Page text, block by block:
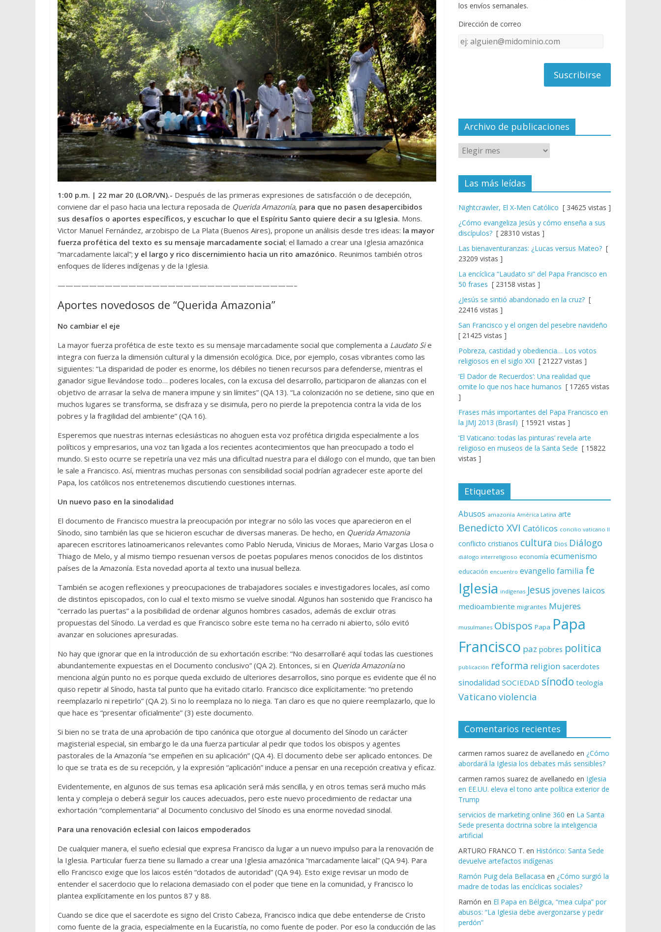
1:00 p.m. | 22 mar 20 (LOR/VN).- Después de las primeras expresiones de satisfacción o de decepción,
conviene dar el paso hacia una lectura reposada de Querida Amazonía, para que no pasen desapercibidos
sus desafíos o aportes específicos, y escuchar lo que el Espíritu Santo quiere decir a su Iglesia. Mons.
Victor Manuel Fernández, arzobispo de La Plata (Buenos Aires), propone un análisis desde tres ideas: la mayor
fuerza profética del texto es su mensaje marcadamente social; el llamado a crear una Iglesia amazónica
“marcadamente laical”;y el largo y rico discernimiento hacia un rito amazónico. Reunimos también otros
enfoques de líderes indígenas y de la Iglesia.
——————————————————————————————–
Aportes novedosos de “Querida Amazonia”
No cambiar el eje
La mayor fuerza profética de este texto es su mensaje marcadamente social que complementa a Laudato Sie
integra con fuerza la dimensión cultural y la dimensión ecológica. Dice, por ejemplo, cosas vibrantes como las
siguientes: “La disparidad de poder es enorme, los débiles no tienen recursos para defenderse, mientras el
ganador sigue llevándose todo… poderes locales, con la excusa del desarrollo, participaron de alianzas con el
objetivo de arrasar la selva de manera impune y sin límites” (QA 13). “La colonización no se detiene, sino que en
muchos lugares se transforma, se disfraza y se disimula, pero no pierde la prepotencia contra la vida de los
pobres y la fragilidad del ambiente” (QA 16).
Esperemos que nuestras internas eclesiásticas no ahoguen esta voz profética dirigida especialmente a los
políticos y empresarios, una voz tan ligada a los recientes acontecimientos que han preocupado a todo el
mundo. Si esto ocurre se repetiría una vez más una dificultad nuestra para el diálogo con el mundo, que tan bien
le sale a Francisco. Así, mientras muchas personas con sensibilidad social podrían agradecer este aporte del
Papa, los católicos nos entretenemos discutiendo cuestiones internas.
Un nuevo paso en la sinodalidad
El documento de Francisco muestra la preocupación por integrar no sólo las voces que aparecieron en el
Sínodo, sino también las que se hicieron escuchar de diversas maneras. De hecho, en Querida Amazonia
aparecen escritores latinoamericanos relevantes como Pablo Neruda, Vinicius de Moraes, Mario Vargas Llosa o
Thiago de Melo, y al mismo tiempo resuenan versos de poetas populares menos conocidos de los distintos
países de la Amazonía. Esta novedad aporta al texto una inusual belleza.
También se acogen reflexiones y preocupaciones de trabajadores sociales e investigadores locales, así como
de distintos episcopados, con lo cual el texto mismo se vuelve sinodal. Algunos han sostenido que Francisco ha
“cerrado las puertas” a la posibilidad de ordenar algunos hombres casados, además de excluir otras
propuestas del Sínodo. La verdad es que Francisco sobre este tema no ha cerrado ni abierto, sólo evitó
avanzar en soluciones apresuradas.
No hay que ignorar que en la introducción de su exhortación escribe: “No desarrollaré aquí todas las cuestiones
abundantemente expuestas en el Documento conclusivo” (QA 2). Entonces, si en Querida Amazoníano
menciona algún punto no es porque queda excluido de ulteriores desarrollos, sino porque es evidente que él no
quiso repetir al Sínodo, hasta tal punto que ha evitado citarlo. Francisco dice explícitamente: “no pretendo
reemplazarlo ni repetirlo” (QA 2). Si no lo reemplaza no lo niega. Tan claro es que no quiere reemplazarlo, que lo
que hace es “presentar oficialmente” (3) este documento.
Si bien no se trata de una aprobación de tipo canónica que otorgue al documento del Sínodo un carácter
magisterial especial, sin embargo le da una fuerza particular al pedir que todos los obispos y agentes
pastorales de la Amazonía “se empeñen en su aplicación” (QA 4). El documento debe ser aplicado entonces. De
lo que se trata es de su recepción, y la expresión “aplicación” induce a pensar en una recepción creativa y eficaz.
Evidentemente, en algunos de sus temas esa aplicación será más sencilla, y en otros temas será mucho más
lenta y compleja o deberá seguir los cauces adecuados, pero este nuevo procedimiento de redactar una
exhortación “complementaria” al Documento conclusivo del Sínodo es una enorme novedad sinodal.
Para una renovación eclesial con laicos empoderados
De cualquier manera, el sueño eclesial que expresa Francisco da lugar a un nuevo impulso para la renovación de
la Iglesia. Particular fuerza tiene su llamado a crear una Iglesia amazónica “marcadamente laical” (QA 94). Para
ello Francisco exige que los laicos estén “dotados de autoridad” (QA 94). Esto exige revisar un modo de
entender el sacerdocio que lo relaciona demasiado con el poder que tiene en la comunidad, y Francisco lo
plantea explícitamente en los puntos 87 y 88.
Cuando se dice que el sacerdote es signo del Cristo Cabeza, Francisco indica que debe entenderse de Cristo
como fuente de la gracia, especialmente en la Eucaristía, no como fuente de poder. Por eso la conducción de las
o
k e
C
el
los envíos semanales.
Dirección de correo
Dirección
Archivo de publicaciones
Las más leídas
Nightcrawler, El X-Men Católico [ 34625 vistas ]
¿Cómo evangeliza Jesús y cómo enseña a sus
discípulos? [ 28310 vistas ]
Las bienaventuranzas: ¿Lucas versus Mateo? [
23209 vistas ]
La encíclica “Laudato si” del Papa Francisco en
50 frases [ 23158 vistas ]
¿Jesús se sintió abandonado en la cruz? [
22416 vistas ]
San Francisco y el origen del pesebre navideño
[ 21425 vistas ]
Pobreza, castidad y obediencia… Los votos
religiosos en el siglo XXI [ 21227 vistas ]
‘El Dador de Recuerdos’: Una realidad que
omite lo que nos hace humanos [ 17265 vistas
]
Frases más importantes del Papa Francisco en
la JMJ 2013 (Brasil) [ 15921 vistas ]
‘El Vaticano: todas las pinturas’ revela arte
religioso en museos de la Santa Sede [ 15822
vistas ]
Etiquetas
Abusos amazonía América Latina arte
Benedicto XVI Católicos concilio vaticano II
conflicto cristianos cultura Dios Diálogo
diálogo interreligioso economía ecumenismo
educación encuentro evangelio familia fe
Iglesia indígenas Jesus jovenes laicos
medioambiente migrantes Mujeres
musulmanes Obispos Papa Papa
Francisco paz pobres politica
publicación reforma religion sacerdotes
sinodalidad SOCIEDAD sínodo teología
Vaticano violencia
Comentarios recientes
carmen ramos suarez de avellanedo en ¿Cómo
abordará la Iglesia los debates más sensibles?
carmen ramos suarez de avellanedo en Iglesia
en EE.UU. eleva el tono ante política exterior de
Trump
servicios de marketing online 360 en La Santa
Sede presenta doctrina sobre la inteligencia
artificial
ARTURO FRANCO T. en Histórico: Santa Sede
devuelve artefactos indígenas
Ramón Puig dela Bellacasa en ¿Cómo surgió la
madre de todas las encíclicas sociales?
Ramón en El Papa en Bélgica, “mea culpa” por
abusos: “La Iglesia debe avergonzarse y pedir
perdón”